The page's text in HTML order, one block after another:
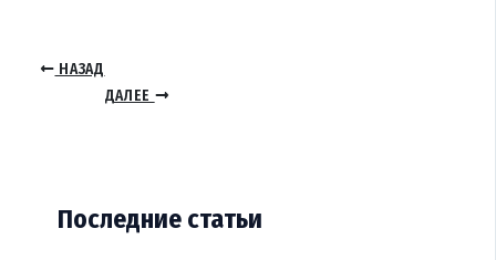
НАЗАД
ДАЛЕЕ
Последние статьи